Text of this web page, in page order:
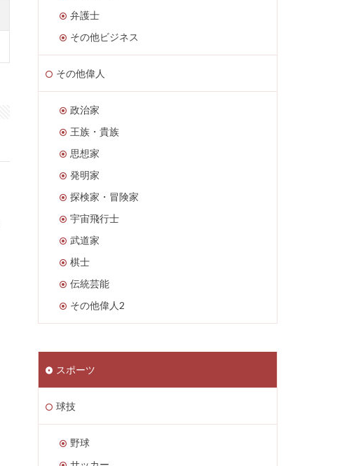
弁護士
その他ビジネス
その他偉人
政治家
王族・貴族
思想家
発明家
探検家・冒険家
宇宙飛行士
武道家
棋士
伝統芸能
その他偉人2
スポーツ
球技
野球